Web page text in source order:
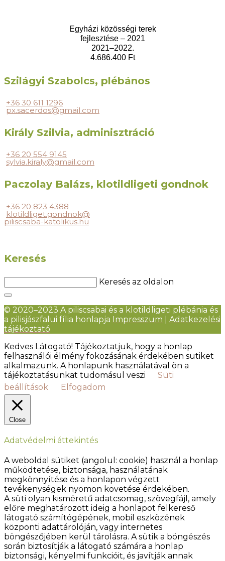
Egyházi közösségi terek
fejlesztése – 2021
2021–2022.
4.686.400 Ft
Szilágyi Szabolcs, plébános
+36 30 611 1296
px.sacerdos@gmail.com
Király Szilvia, adminisztráció
+36 20 554 9145
sylvia.kiraly@gmail.com
Paczolay Balázs, klotildligeti gondnok
+36 20 823 4388
klotildliget.gondnok@
piliscsaba-katolikus.hu
Keresés
Keresés az oldalon
© 2020–2023 A piliscsabai és a klotildligeti plébánia és
a pilisjászfalui fília honlapja Impresszum
Adatkezelési
tájékoztató
Kedves Látogató! Tájékoztatjuk, hogy a honlap
felhasználói élmény fokozásának érdekében sütiket
alkalmazunk. A honlapunk használatával ön a
tájékoztatásunkat tudomásul veszi
Süti
beállítások
Elfogadom
Close
Adatvédelmi áttekintés
A weboldal sütiket (angolul: cookie) használ a honlap
működtetése, biztonsága, használatának
megkönnyítése és a honlapon végzett
tevékenységek nyomon követése érdekében.
A süti olyan kisméretű adatcsomag, szövegfájl, amely
előre meghatározott ideig a honlapot felkereső
látogató számítógépének, mobil eszközének
központi adattárolóján, vagy internetes
böngészőjében kerül tárolásra. A sütik a böngészés
során biztosítják a látogató számára a honlap
biztonsági, kényelmi funkcióit, és javítják annak